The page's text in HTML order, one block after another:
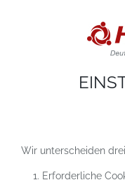
Cookies sind kleine
sobald du unsere Website
du unser Angebot richtig
Wir unterscheiden
Erforderliche